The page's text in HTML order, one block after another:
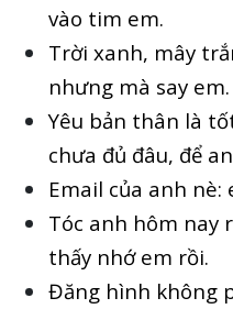
vào tim em.
Trời xanh, mây
nhưng mà say em.
Yêu bản thân là
chưa đủ đâu, để
Email của anh
Tóc anh hôm nay
thấy nhớ em rồi.
Đăng hình không